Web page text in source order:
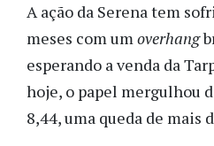
A ação da Serena tem
meses com umoverhang
esperando a venda da
hoje, o papel mergulhou
8,44, uma queda de mais